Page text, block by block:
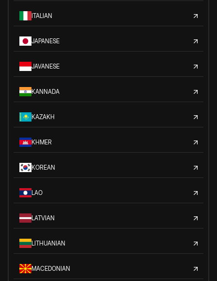
ITALIAN
JAPANESE
JAVANESE
KANNADA
KAZAKH
KHMER
KOREAN
LAO
LATVIAN
LITHUANIAN
MACEDONIAN